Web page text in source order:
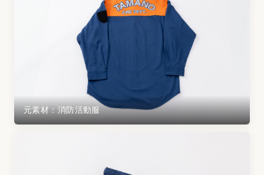
元素材：消防活動服